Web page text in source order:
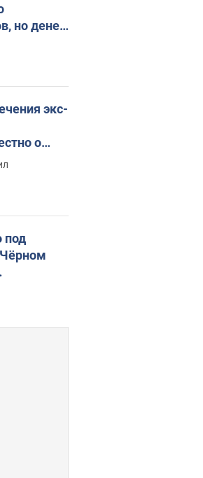
но денег
экс-
о
под